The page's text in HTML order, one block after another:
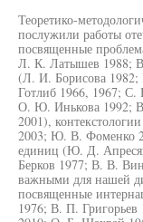
Теоретико-
послужили работы
посвященные
Л. К. Латышев 1988;
(Л. И. Борисова
Готлиб 1966, 1967;
О. Ю. Инькова 1992;
2001),
2003; Ю. В. Фоменко
единиц (Ю. Д.
Берков 1977; В. В.
важными для нашей
посвященные
1976; В. П.